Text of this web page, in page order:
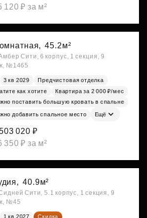
120 ₽ за м²
45.2м²
Сити, 6 корпус, 1 секция, 9
№1465
3 кв 2029
Предчистовая отделка
как хотите
Квартира за 2 000 ₽/мес
поставить большую кровать в спальне
добавить спальное место Ещё
020 ₽
350 ₽ за м²
40.9м²
Сити, 5.1 корпус, 1 секция, 9
№45
1 кв 2027
Скидка